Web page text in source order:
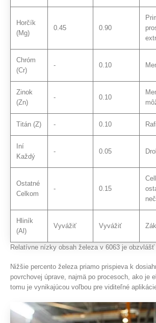
Horčík
(Mg)
0.45 0.90
Chróm
(Cr)
- 0.10
Zinok
(Zn)
- 0.10
Titán (Z) - 0.10
Iní
Každý
- 0.05
Ostatné
Celkom
- 0.15
Hliník
(Al)
Vyvážiť Vyvážiť
Relatívne nízky obsah železa v 6063 je obzvlášť
Nižšie percento železa priamo prispieva k
povrchovej úprave, najmä po procesoch, ako je
tomu je vynikajúcou voľbou pre viditeľné